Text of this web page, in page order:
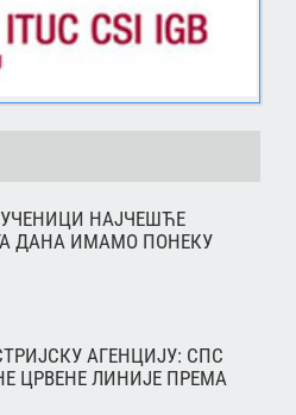
НАЈЧЕШЋЕ
ДАНА ИМАМО ПОНЕКУ
АГЕНЦИЈУ: СПС
ЦРВЕНЕ ЛИНИЈЕ ПРЕМА